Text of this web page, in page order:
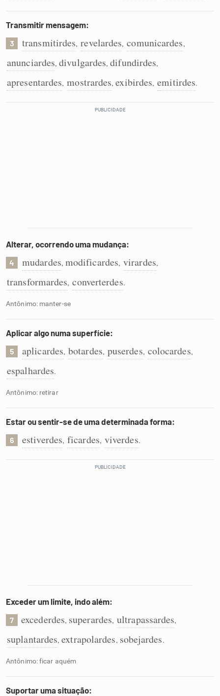
Transmitir mensagem:
3 transmitirdes, revelardes, comunicardes,
anunciardes,divulgardes,difundirdes,
apresentardes, mostrardes,exibirdes, emitirdes.
Alterar, ocorrendo uma mudança:
4 mudardes, modificardes, virardes,
transformardes, converterdes.
Antônimo: manter-se
Aplicar algo numa superfície:
5 aplicardes, botardes, puserdes, colocardes,
espalhardes.
Antônimo: retirar
Estar ou sentir-se de uma determinada forma:
6 estiverdes, ficardes, viverdes.
Exceder um limite, indo além:
7 excederdes, superardes, ultrapassardes,
suplantardes,extrapolardes, sobejardes.
Antônimo: ficar aquém
Suportar uma situação: